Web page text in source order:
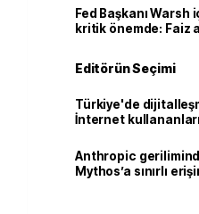
Fed Başkanı
kritik önemde: Faiz
Editörün Seçimi
Türkiye'de
İnternet
Anthropic
Mythos’a sınırlı